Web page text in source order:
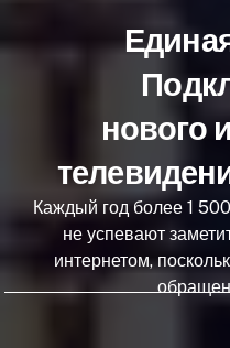
нового
Каждый год более 1
не успевают
интернетом,